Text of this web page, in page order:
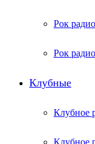
Рок
Рок
Клубные
Клубное
Клубное